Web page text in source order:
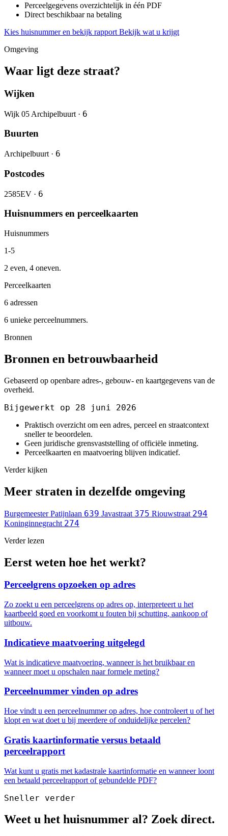
Perceelgegevens overzichtelijk in één PDF
Direct beschikbaar na betaling
Kies huisnummer en bekijk rapport Bekijk wat u krijgt
Omgeving
Waar ligt deze straat?
Wijken
Wijk 05 Archipelbuurt · 6
Buurten
Archipelbuurt · 6
Postcodes
2585EV · 6
Huisnummers en perceelkaarten
Huisnummers
1-5
2 even, 4 oneven.
Perceelkaarten
6 adressen
6 unieke perceelnummers.
Bronnen
Bronnen en betrouwbaarheid
Gebaseerd op openbare adres-, gebouw- en kaartgegevens van de
overheid.
Bijgewerkt op 28 juni 2026
Praktisch overzicht om een adres, perceel en straatcontext
sneller te beoordelen.
Geen juridische grensvaststelling of officiële inmeting.
Perceelkaarten en maatvoering blijven indicatief.
Verder kijken
Meer straten in dezelfde omgeving
Burgemeester Patijnlaan 639 Javastraat 375 Riouwstraat 294
Koninginnegracht 274
Verder lezen
Eerst weten hoe het werkt?
Perceelgrens opzoeken op adres
Zo zoekt u een perceelgrens op adres op, interpreteert u het
kaartbeeld goed en voorkomt u fouten bij schutting, aankoop of
uitbouw.
Indicatieve maatvoering uitgelegd
Wat is indicatieve maatvoering, wanneer is het bruikbaar en
wanneer moet u opschalen naar formele meting?
Perceelnummer vinden op adres
Hoe vindt u een perceelnummer op adres, hoe controleert u of het
klopt en wat doet u bij meerdere of onduidelijke percelen?
Gratis kaartinformatie versus betaald
perceelrapport
Wat kunt u gratis met kadastrale kaartinformatie en wanneer loont
een betaald perceelrapport of gebundelde PDF?
Sneller verder
Weet u het huisnummer al? Zoek direct.